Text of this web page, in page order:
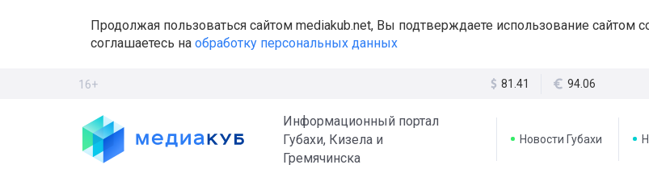
Продолжая пользоваться сайтом mediakub.net, Вы подтверждаете использование сайтом
соглашаетесь на обработку персональных данных
16+ 81.41 94.06
Информационный портал
Губахи, Кизела и
Гремячинска
Новости Губахи